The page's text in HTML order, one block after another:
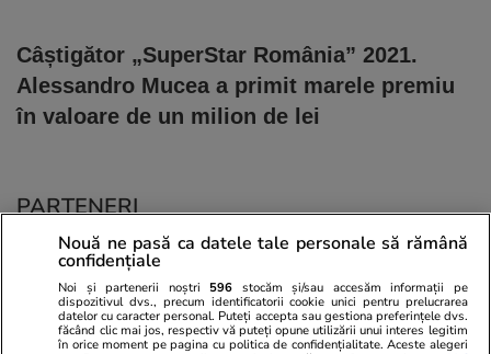
Câștigător „SuperStar România” 2021.
Alessandro Mucea a primit marele premiu
în valoare de un milion de lei
PARTENERI
Nouă ne pasă ca datele tale personale să rămână
confidențiale
Noi și partenerii noștri 596 stocăm și/sau accesăm informații pe
dispozitivul dvs., precum identificatorii cookie unici pentru prelucrarea
datelor cu caracter personal. Puteți accepta sau gestiona preferințele dvs.
făcând clic mai jos, respectiv vă puteți opune utilizării unui interes legitim
în orice moment pe pagina cu politica de confidențialitate. Aceste alegeri